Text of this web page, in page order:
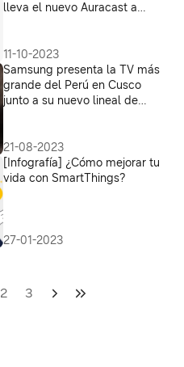
lleva el nuevo Auracast a
11-10-2023
Samsung presenta la TV más
grande del Perú en Cusco
junto a su nuevo lineal de
21-08-2023
[Infografía] ¿Cómo mejorar tu
vida con SmartThings?
27-01-2023
2 3